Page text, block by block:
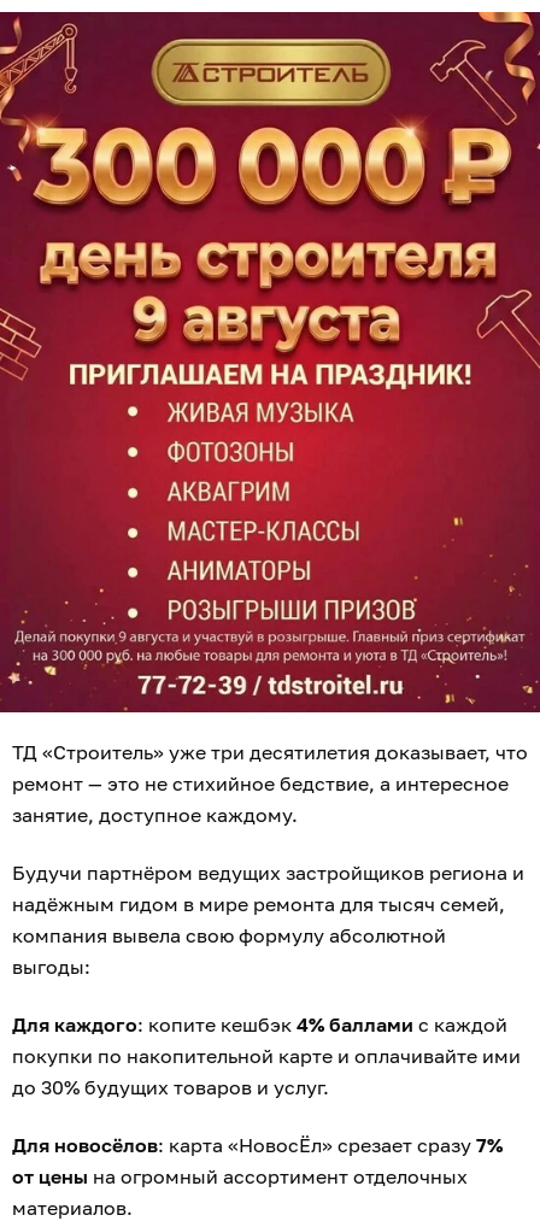
ТД «Строитель» уже три десятилетия доказывает, что
ремонт — это не стихийное бедствие, а интересное
занятие, доступное каждому.
Будучи партнёром ведущих застройщиков региона и
надёжным гидом в мире ремонта для тысяч семей,
компания вывела свою формулу абсолютной
выгоды:
Для каждого: копите кешбэк 4% баллами с каждой
покупки по накопительной карте и оплачивайте ими
до 30% будущих товаров и услуг.
Для новосёлов: карта «НовосЁл» срезает сразу 7%
от цены на огромный ассортимент отделочных
материалов.